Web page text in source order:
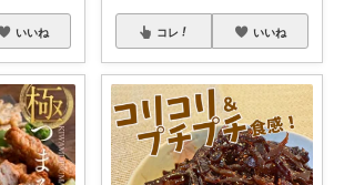
いいね コレ いいね